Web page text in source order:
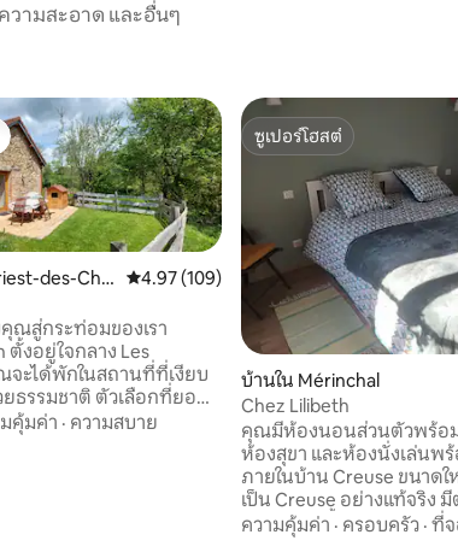
วามสะอาด และอื่นๆ
ว
ด
des-Cha
คะแนนเฉลี่ย 4.97 จาก 5, 109 รีวิว
4.97 (109)
ณสู่กระท่อมของเรา
จะได้พักในสถานที่ที่เงียบ
ติ ตัวเลือกที่ยอด
ในบริเวณใกล้เคียง: การ
กรยานการเดินป่าการว่าย
คุ้มค่า · ความสบาย
ซูเปอร์โฮสต์
ซูเปอร์โฮสต์
บ้านใน Mérinchal
Chez Lilibeth
คุณมีห้องนอนส่วนตัวพร้อ
ห้องสุขา และห้องนั่งเล่นพ
ภายในบ้าน Creuse ขนาด
เป็น Creuse อย่างแท้จริง มี
ทำอาหาร ตั้งอยู่ในหมู่บ้านเ
และสงบในบรรยากาศชนบท
ความคุ้มค่า · ครอบครัว · ที่